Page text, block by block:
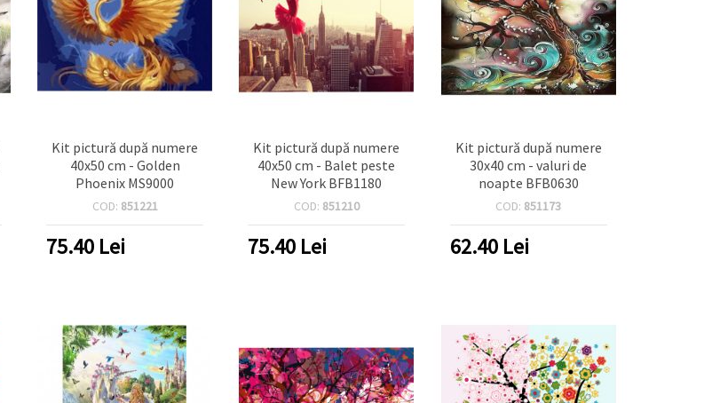
Kit pictură după numere
40x50 cm - Golden
Phoenix MS9000
COD: 851221
75.40 Lei
Kit pictură după numere
40x50 cm - Balet peste
New York BFB1180
COD: 851210
75.40 Lei
Kit pictură după numere
30x40 cm - valuri de
noapte BFB0630
COD: 851173
62.40Lei